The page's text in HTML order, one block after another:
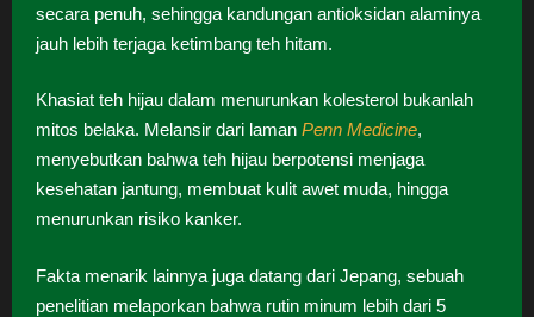
secara penuh, sehingga kandungan antioksidan alaminya
jauh lebih terjaga ketimbang teh hitam.
Khasiat teh hijau dalam menurunkan kolesterol bukanlah
mitos belaka. Melansir dari laman Penn Medicine,
menyebutkan bahwa teh hijau berpotensi menjaga
kesehatan jantung, membuat kulit awet muda, hingga
menurunkan risiko kanker.
Fakta menarik lainnya juga datang dari Jepang, sebuah
penelitian melaporkan bahwa rutin minum lebih dari 5